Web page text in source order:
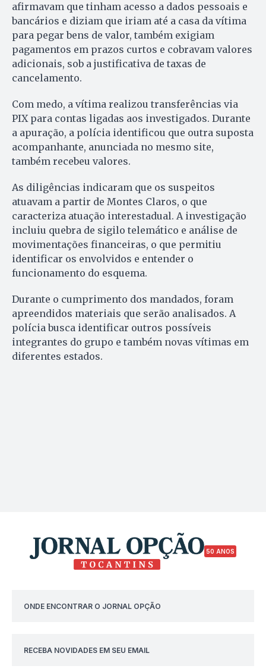
afirmavam que tinham acesso a dados pessoais e
bancários e diziam que iriam até a casa da vítima
para pegar bens de valor, também exigiam
pagamentos em prazos curtos e cobravam valores
adicionais, sob a justificativa de taxas de
cancelamento.
Com medo, a vítima realizou transferências via
PIX para contas ligadas aos investigados. Durante
a apuração, a polícia identificou que outra suposta
acompanhante, anunciada no mesmo site,
também recebeu valores.
As diligências indicaram que os suspeitos
atuavam a partir de Montes Claros, o que
caracteriza atuação interestadual. A investigação
incluiu quebra de sigilo telemático e análise de
movimentações financeiras, o que permitiu
identificar os envolvidos e entender o
funcionamento do esquema.
Durante o cumprimento dos mandados, foram
apreendidos materiais que serão analisados. A
polícia busca identificar outros possíveis
integrantes do grupo e também novas vítimas em
diferentes estados.
50 ANOS
ONDE ENCONTRAR O JORNAL OPÇÃO
RECEBA NOVIDADES EM SEU EMAIL